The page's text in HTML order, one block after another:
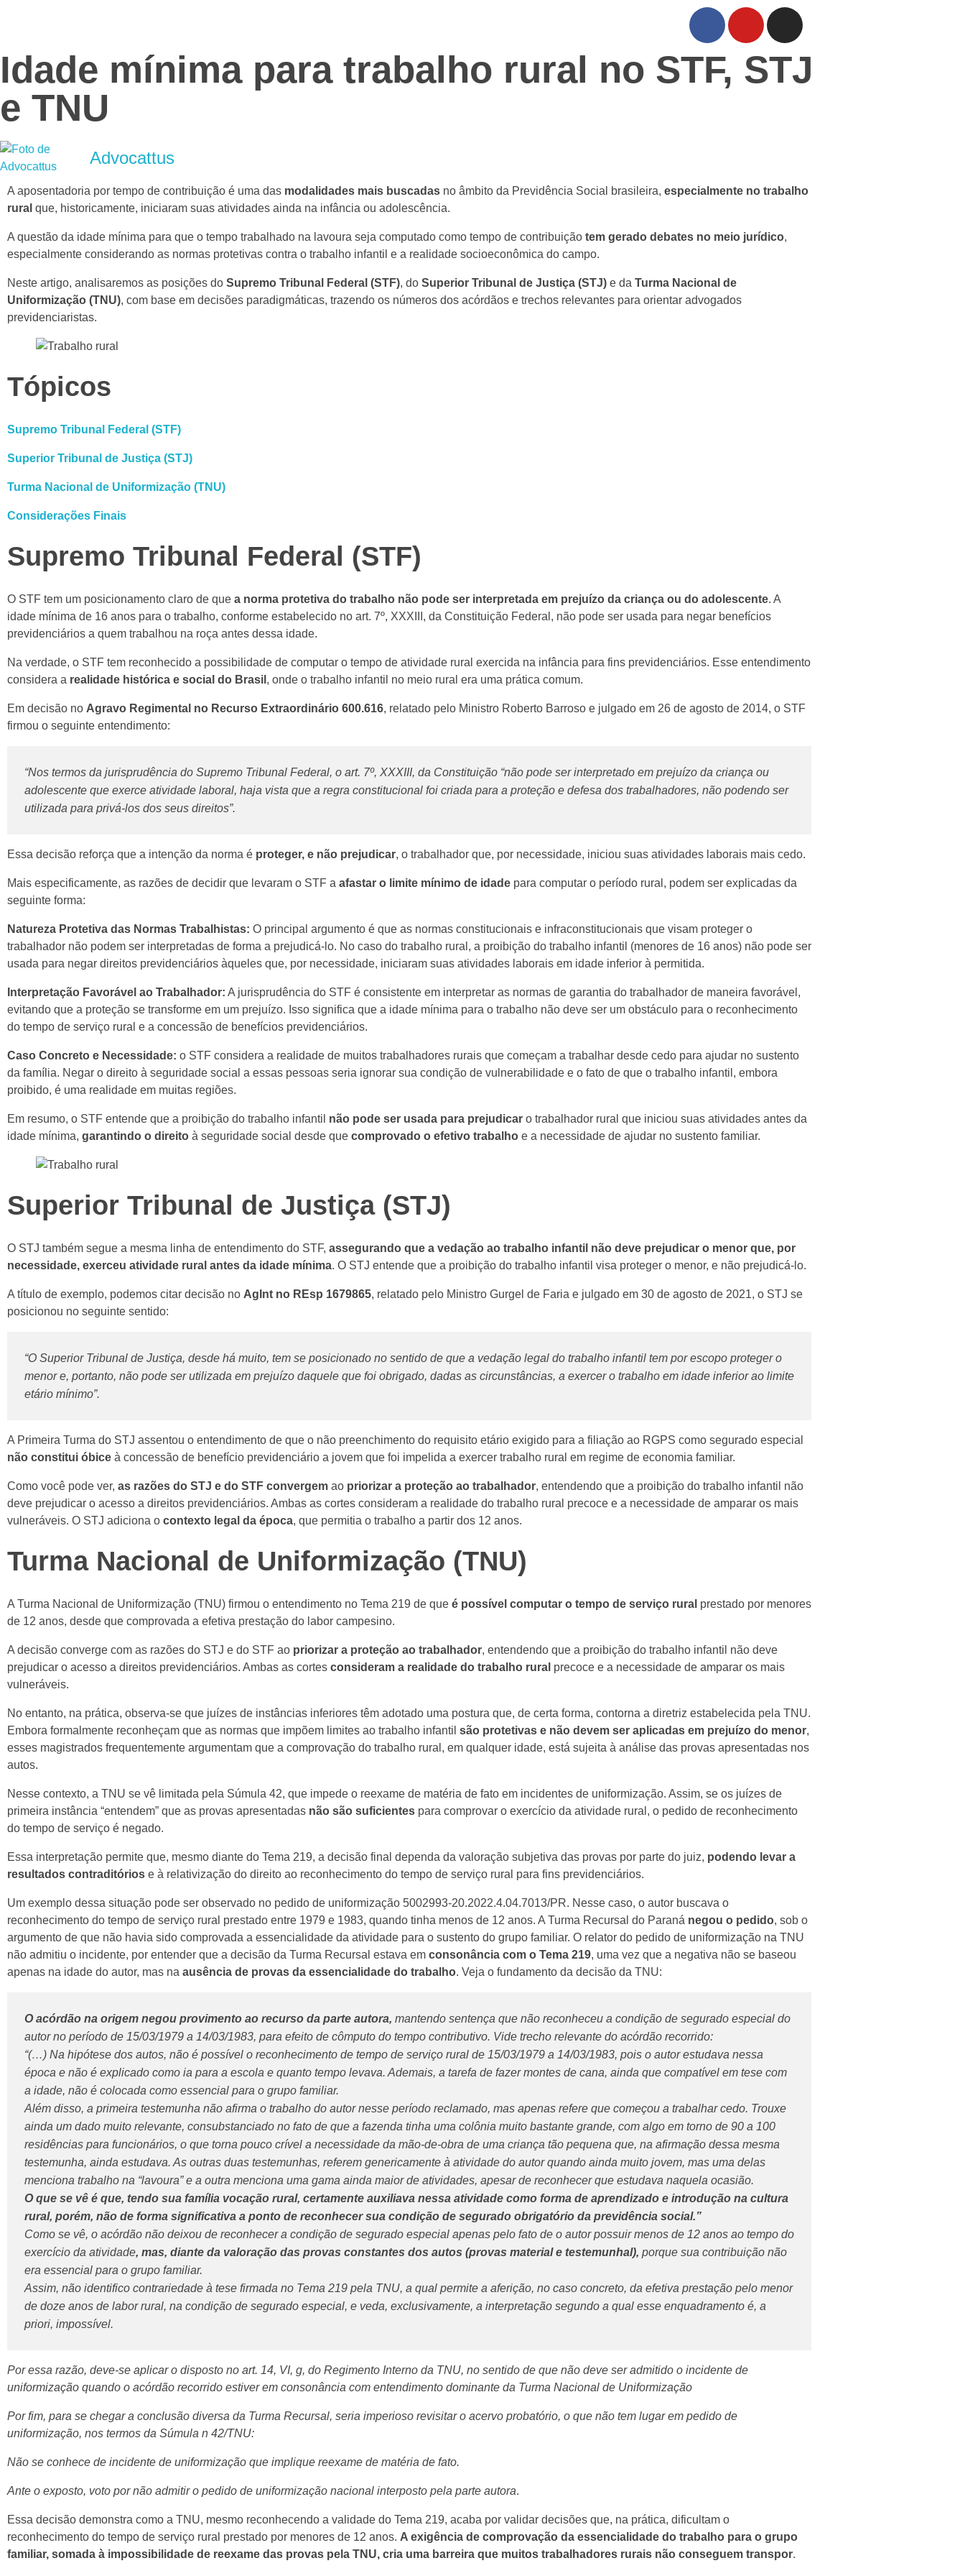
Idade mínima para trabalho rural no STF, STJ
e TNU
Advocattus
A aposentadoria por tempo de contribuição é uma das modalidades mais buscadas no âmbito da Previdência Social brasileira, especialmente no trabalho
rural que, historicamente, iniciaram suas atividades ainda na infância ou adolescência.
A questão da idade mínima para que o tempo trabalhado na lavoura seja computado como tempo de contribuição tem gerado debates no meio jurídico,
especialmente considerando as normas protetivas contra o trabalho infantil e a realidade socioeconômica do campo.
Neste artigo, analisaremos as posições do Supremo Tribunal Federal (STF), do Superior Tribunal de Justiça (STJ) e da Turma Nacional de
Uniformização (TNU), com base em decisões paradigmáticas, trazendo os números dos acórdãos e trechos relevantes para orientar advogados
previdenciaristas.
Tópicos
Supremo Tribunal Federal (STF)
Superior Tribunal de Justiça (STJ)
Turma Nacional de Uniformização (TNU)
Considerações Finais
Supremo Tribunal Federal (STF)
O STF tem um posicionamento claro de que a norma protetiva do trabalho não pode ser interpretada em prejuízo da criança ou do adolescente. A
idade mínima de 16 anos para o trabalho, conforme estabelecido no art. 7º, XXXIII, da Constituição Federal, não pode ser usada para negar benefícios
previdenciários a quem trabalhou na roça antes dessa idade.
Na verdade, o STF tem reconhecido a possibilidade de computar o tempo de atividade rural exercida na infância para fins previdenciários. Esse entendimento
considera a realidade histórica e social do Brasil , onde o trabalho infantil no meio rural era uma prática comum.
Em decisão no Agravo Regimental no Recurso Extraordinário 600.616, relatado pelo Ministro Roberto Barroso e julgado em 26 de agosto de 2014, o STF
firmou o seguinte entendimento:
“Nos termos da jurisprudência do Supremo Tribunal Federal, o art. 7º, XXXIII, da Constituição “não pode ser interpretado em prejuízo da criança ou
adolescente que exerce atividade laboral, haja vista que a regra constitucional foi criada para a proteção e defesa dos trabalhadores, não podendo ser
utilizada para privá-los dos seus direitos”.
Essa decisão reforça que a intenção da norma é proteger, e não prejudicar, o trabalhador que, por necessidade, iniciou suas atividades laborais mais cedo.
Mais especificamente, as razões de decidir que levaram o STF a afastar o limite mínimo de idade para computar o período rural, podem ser explicadas da
seguinte forma:
Natureza Protetiva das Normas Trabalhistas: O principal argumento é que as normas constitucionais e infraconstitucionais que visam proteger o
trabalhador não podem ser interpretadas de forma a prejudicá-lo. No caso do trabalho rural, a proibição do trabalho infantil (menores de 16 anos) não pode ser
usada para negar direitos previdenciários àqueles que, por necessidade, iniciaram suas atividades laborais em idade inferior à permitida.
Interpretação Favorável ao Trabalhador: A jurisprudência do STF é consistente em interpretar as normas de garantia do trabalhador de maneira favorável,
evitando que a proteção se transforme em um prejuízo. Isso significa que a idade mínima para o trabalho não deve ser um obstáculo para o reconhecimento
do tempo de serviço rural e a concessão de benefícios previdenciários.
Caso Concreto e Necessidade: o STF considera a realidade de muitos trabalhadores rurais que começam a trabalhar desde cedo para ajudar no sustento
da família. Negar o direito à seguridade social a essas pessoas seria ignorar sua condição de vulnerabilidade e o fato de que o trabalho infantil, embora
proibido, é uma realidade em muitas regiões.
Em resumo, o STF entende que a proibição do trabalho infantil não pode ser usada para prejudicar o trabalhador rural que iniciou suas atividades antes da
idade mínima, garantindo o direito à seguridade social desde que comprovado o efetivo trabalho e a necessidade de ajudar no sustento familiar.
Superior Tribunal de Justiça (STJ)
O STJ também segue a mesma linha de entendimento do STF, assegurando que a vedação ao trabalho infantil não deve prejudicar o menor que, por
necessidade, exerceu atividade rural antes da idade mínima. O STJ entende que a proibição do trabalho infantil visa proteger o menor, e não prejudicá-lo.
A título de exemplo, podemos citar decisão no AgInt no REsp 1679865, relatado pelo Ministro Gurgel de Faria e julgado em 30 de agosto de 2021, o STJ se
posicionou no seguinte sentido:
“O Superior Tribunal de Justiça, desde há muito, tem se posicionado no sentido de que a vedação legal do trabalho infantil tem por escopo proteger o
menor e, portanto, não pode ser utilizada em prejuízo daquele que foi obrigado, dadas as circunstâncias, a exercer o trabalho em idade inferior ao limite
etário mínimo”.
A Primeira Turma do STJ assentou o entendimento de que o não preenchimento do requisito etário exigido para a filiação ao RGPS como segurado especial
não constitui óbice à concessão de benefício previdenciário a jovem que foi impelida a exercer trabalho rural em regime de economia familiar.
Como você pode ver, as razões do STJ e do STF convergem ao priorizar a proteção ao trabalhador, entendendo que a proibição do trabalho infantil não
deve prejudicar o acesso a direitos previdenciários. Ambas as cortes consideram a realidade do trabalho rural precoce e a necessidade de amparar os mais
vulneráveis. O STJ adiciona o contexto legal da época, que permitia o trabalho a partir dos 12 anos.
Turma Nacional de Uniformização (TNU)
A Turma Nacional de Uniformização (TNU) firmou o entendimento no Tema 219 de que é possível computar o tempo de serviço rural prestado por menores
de 12 anos, desde que comprovada a efetiva prestação do labor campesino.
A decisão converge com as razões do STJ e do STF ao priorizar a proteção ao trabalhador, entendendo que a proibição do trabalho infantil não deve
prejudicar o acesso a direitos previdenciários. Ambas as cortes consideram a realidade do trabalho rural precoce e a necessidade de amparar os mais
vulneráveis.
No entanto, na prática, observa-se que juízes de instâncias inferiores têm adotado uma postura que, de certa forma, contorna a diretriz estabelecida pela TNU.
Embora formalmente reconheçam que as normas que impõem limites ao trabalho infantil são protetivas e não devem ser aplicadas em prejuízo do menor,
esses magistrados frequentemente argumentam que a comprovação do trabalho rural, em qualquer idade, está sujeita à análise das provas apresentadas nos
autos.
Nesse contexto, a TNU se vê limitada pela Súmula 42, que impede o reexame de matéria de fato em incidentes de uniformização. Assim, se os juízes de
primeira instância “entendem” que as provas apresentadas não são suficientes para comprovar o exercício da atividade rural, o pedido de reconhecimento
do tempo de serviço é negado.
Essa interpretação permite que, mesmo diante do Tema 219, a decisão final dependa da valoração subjetiva das provas por parte do juiz, podendo levar a
resultados contraditórios e à relativização do direito ao reconhecimento do tempo de serviço rural para fins previdenciários.
Um exemplo dessa situação pode ser observado no pedido de uniformização 5002993-20.2022.4.04.7013/PR. Nesse caso, o autor buscava o
reconhecimento do tempo de serviço rural prestado entre 1979 e 1983, quando tinha menos de 12 anos. A Turma Recursal do Paraná negou o pedido, sob o
argumento de que não havia sido comprovada a essencialidade da atividade para o sustento do grupo familiar. O relator do pedido de uniformização na TNU
não admitiu o incidente, por entender que a decisão da Turma Recursal estava em consonância com o Tema 219, uma vez que a negativa não se baseou
apenas na idade do autor, mas na ausência de provas da essencialidade do trabalho. Veja o fundamento da decisão da TNU:
O acórdão na origem negou provimento ao recurso da parte autora, mantendo sentença que não reconheceu a condição de segurado especial do
autor no período de 15/03/1979 a 14/03/1983, para efeito de cômputo do tempo contributivo. Vide trecho relevante do acórdão recorrido:
“(…) Na hipótese dos autos, não é possível o reconhecimento de tempo de serviço rural de 15/03/1979 a 14/03/1983, pois o autor estudava nessa
época e não é explicado como ia para a escola e quanto tempo levava. Ademais, a tarefa de fazer montes de cana, ainda que compatível em tese com
a idade, não é colocada como essencial para o grupo familiar.
Além disso, a primeira testemunha não afirma o trabalho do autor nesse período reclamado, mas apenas refere que começou a trabalhar cedo. Trouxe
ainda um dado muito relevante, consubstanciado no fato de que a fazenda tinha uma colônia muito bastante grande, com algo em torno de 90 a 100
residências para funcionários, o que torna pouco crível a necessidade da mão-de-obra de uma criança tão pequena que, na afirmação dessa mesma
testemunha, ainda estudava. As outras duas testemunhas, referem genericamente à atividade do autor quando ainda muito jovem, mas uma delas
menciona trabalho na “lavoura” e a outra menciona uma gama ainda maior de atividades, apesar de reconhecer que estudava naquela ocasião.
O que se vê é que, tendo sua família vocação rural, certamente auxiliava nessa atividade como forma de aprendizado e introdução na cultura
rural, porém, não de forma significativa a ponto de reconhecer sua condição de segurado obrigatório da previdência social.”
Como se vê, o acórdão não deixou de reconhecer a condição de segurado especial apenas pelo fato de o autor possuir menos de 12 anos ao tempo do
exercício da atividade, mas, diante da valoração das provas constantes dos autos (provas material e testemunhal), porque sua contribuição não
era essencial para o grupo familiar.
Assim, não identifico contrariedade à tese firmada no Tema 219 pela TNU, a qual permite a aferição, no caso concreto, da efetiva prestação pelo menor
de doze anos de labor rural, na condição de segurado especial, e veda, exclusivamente, a interpretação segundo a qual esse enquadramento é, a
priori, impossível.
Por essa razão, deve-se aplicar o disposto no art. 14, VI, g, do Regimento Interno da TNU, no sentido de que não deve ser admitido o incidente de
uniformização quando o acórdão recorrido estiver em consonância com entendimento dominante da Turma Nacional de Uniformização
Por fim, para se chegar a conclusão diversa da Turma Recursal, seria imperioso revisitar o acervo probatório, o que não tem lugar em pedido de
uniformização, nos termos da Súmula n 42/TNU:
Não se conhece de incidente de uniformização que implique reexame de matéria de fato.
Ante o exposto, voto por não admitir o pedido de uniformização nacional interposto pela parte autora.
Essa decisão demonstra como a TNU, mesmo reconhecendo a validade do Tema 219, acaba por validar decisões que, na prática, dificultam o
reconhecimento do tempo de serviço rural prestado por menores de 12 anos. A exigência de comprovação da essencialidade do trabalho para o grupo
familiar, somada à impossibilidade de reexame das provas pela TNU, cria uma barreira que muitos trabalhadores rurais não conseguem transpor.